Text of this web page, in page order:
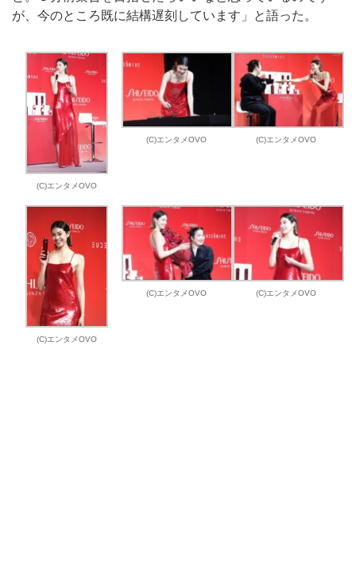
が、今のところ既に結構遅刻しています」と語った。
(C)エンタメOVO
(C)エンタメOVO (C)エンタメOVO
(C)エンタメOVO
(C)エンタメOVO (C)エンタメOVO